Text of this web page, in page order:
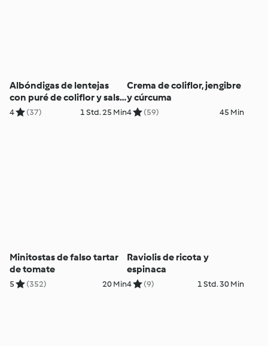
Albóndigas de lentejas
con puré de coliflor y salsa
(sin gluten, sin huevo, sin
4 (37) 1 Std. 25 Min
Crema de coliflor, jengibre
y cúrcuma
4 (59) 45 Min
Minitostas de falso tartar
de tomate
5 (352) 20 Min
Raviolis de ricota y
espinaca
4 (9) 1 Std. 30 Min